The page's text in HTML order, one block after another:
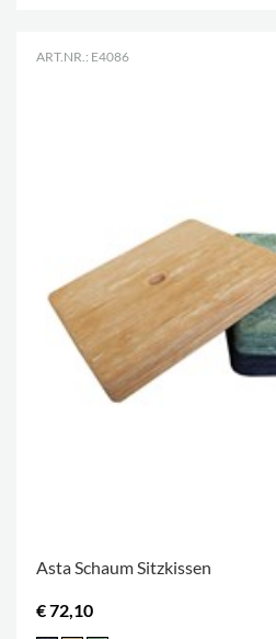
ART.NR.: E4086
Asta Schaum Sitzkissen
€ 72,10